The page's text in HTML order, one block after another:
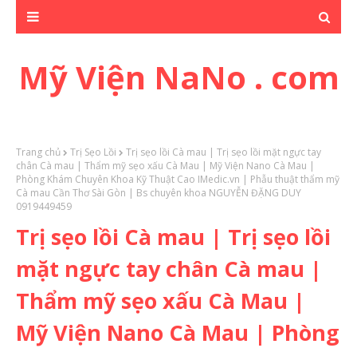
Mỹ Viện NaNo . com
Trang chủ Trị Sẹo Lồi
Trị sẹo lồi Cà mau | Trị sẹo lồi mặt ngực tay
chân Cà mau | Thẩm mỹ sẹo xấu Cà Mau | Mỹ Viện Nano Cà Mau |
Phòng Khám Chuyên Khoa Kỹ Thuật Cao IMedic.vn | Phẫu thuật thẩm mỹ
Cà mau Cần Thơ Sài Gòn | Bs chuyên khoa NGUYỄN ĐẶNG DUY
0919449459
Trị sẹo lồi Cà mau | Trị sẹo lồi
mặt ngực tay chân Cà mau |
Thẩm mỹ sẹo xấu Cà Mau |
Mỹ Viện Nano Cà Mau | Phòng